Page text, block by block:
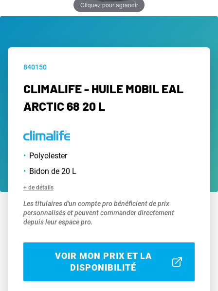
Cliquez pour agrandir
840150
CLIMALIFE - HUILE MOBIL EAL
ARCTIC 68 20 L
Polyolester
Bidon de 20 L
+ de détails
Les titulaires d'un compte pro bénéficient de prix
personnalisés et peuvent commander directement
depuis leur espace pro.
VOIR MON PRIX ET LA
DISPONIBILITÉ